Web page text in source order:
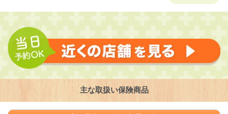
主な取扱い保険商品